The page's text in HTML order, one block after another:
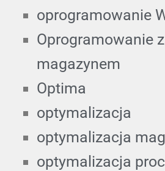
oprogramowanie
Oprogramowanie
magazynem
Optima
optymalizacja
optymalizacja
optymalizacja